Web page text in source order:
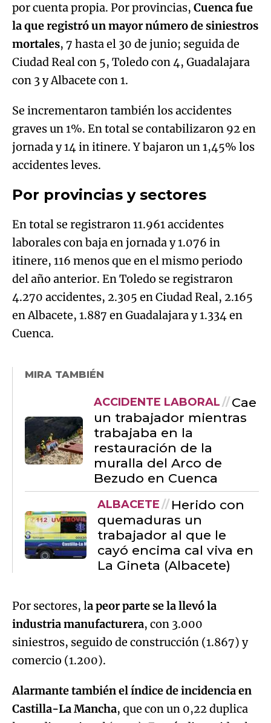
por cuenta propia. Por provincias, Cuenca fue
la que registró un mayor número de siniestros
mortales, 7 hasta el 30 de junio; seguida de
Ciudad Real con 5, Toledo con 4, Guadalajara
con 3 y Albacete con 1.
Se incrementaron también los accidentes
graves un 1%. En total se contabilizaron 92 en
jornada y 14 in itinere. Y bajaron un 1,45% los
accidentes leves.
Por provincias y sectores
En total se registraron 11.961 accidentes
laborales con baja en jornada y 1.076 in
itinere, 116 menos que en el mismo periodo
del año anterior. En Toledo se registraron
4.270 accidentes, 2.305 en Ciudad Real, 2.165
en Albacete, 1.887 en Guadalajara y 1.334 en
Cuenca.
MIRA TAMBIÉN
ACCIDENTE LABORAL
Cae
un trabajador mientras
trabajaba en la
restauración de la
muralla del Arco de
Bezudo en Cuenca
ALBACETE
Herido con
quemaduras un
trabajador al que le
cayó encima cal viva en
La Gineta (Albacete)
Por sectores, la peor parte se la llevó la
industria manufacturera, con 3.000
siniestros, seguido de construcción (1.867) y
comercio (1.200).
Alarmante también el índice de incidencia en
Castilla-La Mancha, que con un 0,22 duplica